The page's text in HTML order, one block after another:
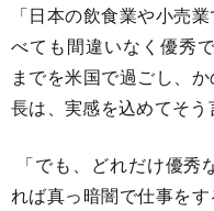
「日本の飲食業や小売
べても間違いなく優秀
までを米国で過ごし、
長は、実感を込めてそう
「でも、どれだけ優
れば真っ暗闇で仕事を